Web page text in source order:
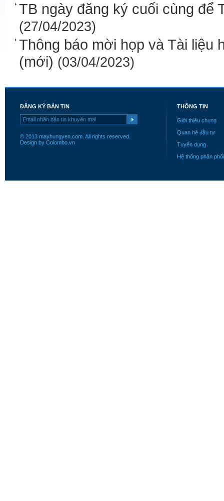
TB ngày đăng ký cuối cùng để
(27/04/2023)
Thông báo mời họp và Tài
(mới) (03/04/2023)
ĐĂNG KÝ BẢN TIN
© 2013 mayhungyen.com. All rights reserved.
Design by Colombo.vn
THÔNG TIN
Giới thiệu chung
Quan hệ đầu tư
Tuyển dụng
Hệ thống phân phối